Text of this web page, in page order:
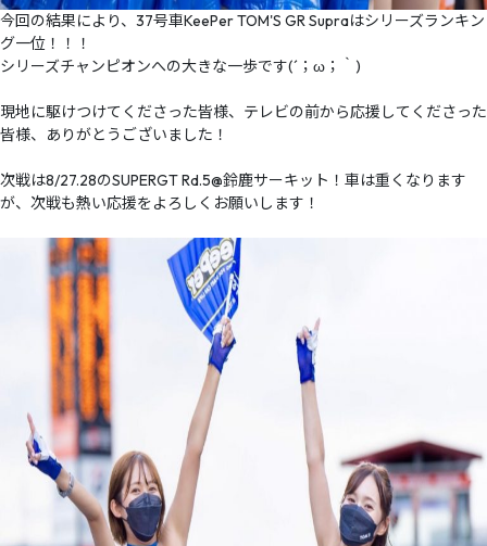
今回の結果により、37号車KeePer TOM'S GR Supraはシリーズランキン
グ一位！！！
シリーズチャンピオンへの大きな一歩です(´；ω；｀)
現地に駆けつけてくださった皆様、テレビの前から応援してくださった
皆様、ありがとうございました！
次戦は8/27.28のSUPERGT Rd.5@鈴鹿サーキット！車は重くなります
が、次戦も熱い応援をよろしくお願いします！